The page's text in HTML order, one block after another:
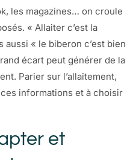
les magazines… on croule
« Allaiter c’est la
« le biberon c’est bien
écart peut générer de la
Parier sur l’allaitement,
informations et à choisir
et